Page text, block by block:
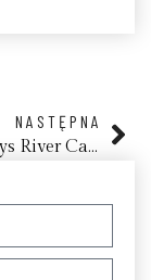
NASTĘPNA
Hemingways River Camp Mara